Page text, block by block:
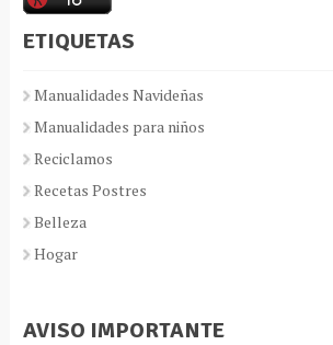
ETIQUETAS
Manualidades Navideñas
Manualidades para niños
Reciclamos
Recetas Postres
Belleza
Hogar
AVISO IMPORTANTE